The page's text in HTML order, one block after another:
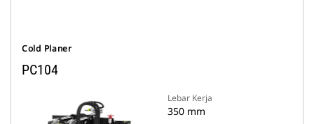
Cold Planer
PC104
Lebar Kerja
350 mm